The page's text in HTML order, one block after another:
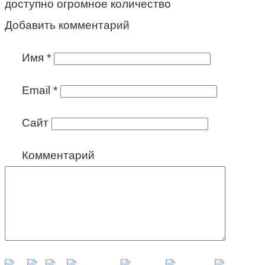
доступно огромное количество
Добавить комментарий
Имя *
Email *
Сайт
Комментарий